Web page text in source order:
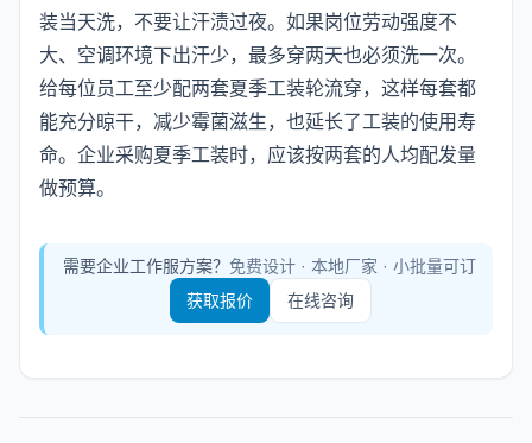
装当天洗，不要让汗渍过夜。如果岗位劳动强度不
大、空调环境下出汗少，最多穿两天也必须洗一次。
给每位员工至少配两套夏季工装轮流穿，这样每套都
能充分晾干，减少霉菌滋生，也延长了工装的使用寿
命。企业采购夏季工装时，应该按两套的人均配发量
做预算。
需要企业工作服方案？ 免费设计 · 本地厂家 · 小批量可订
获取报价
在线咨询